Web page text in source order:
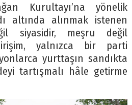
Kurultayı’na yönelik
altında alınmak istenen
siyasidir, meşru değil
yalnızca bir parti
yurttaşın sandıkta
tartışmalı hâle getirme